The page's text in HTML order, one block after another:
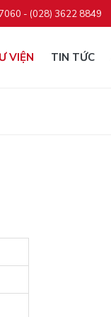
- (028) 3622 8849
VIỆN TIN TỨC